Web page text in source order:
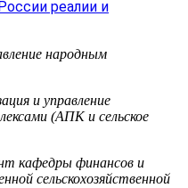
реалии и
народным
и управление
(АПК и сельское
кафедры финансов и
сельскохозяйственной